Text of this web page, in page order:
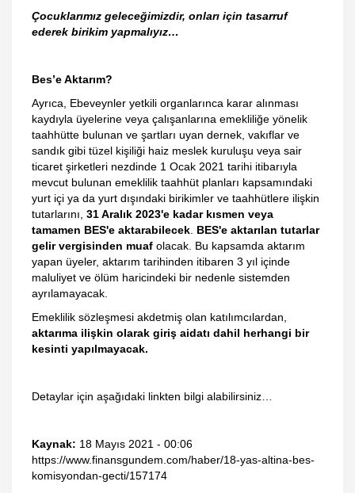
Çocuklarımız geleceğimizdir, onları için tasarruf
ederek birikim yapmalıyız…
Bes’e Aktarım?
Ayrıca, Ebeveynler yetkili organlarınca karar alınması
kaydıyla üyelerine veya çalışanlarına emekliliğe yönelik
taahhütte bulunan ve şartları uyan dernek, vakıflar ve
sandık gibi tüzel kişiliği haiz meslek kuruluşu veya sair
ticaret şirketleri nezdinde 1 Ocak 2021 tarihi itibarıyla
mevcut bulunan emeklilik taahhüt planları kapsamındaki
yurt içi ya da yurt dışındaki birikimler ve taahhütlere ilişkin
tutarlarını, 31 Aralık 2023'e kadar kısmen veya
tamamen BES'e aktarabilecek. BES'e aktarılan tutarlar
gelir vergisinden muaf olacak. Bu kapsamda aktarım
yapan üyeler, aktarım tarihinden itibaren 3 yıl içinde
maluliyet ve ölüm haricindeki bir nedenle sistemden
ayrılamayacak.
Emeklilik sözleşmesi akdetmiş olan katılımcılardan,
aktarıma ilişkin olarak giriş aidatı dahil herhangi bir
kesinti yapılmayacak.
Detaylar için aşağıdaki linkten bilgi alabilirsiniz…
Kaynak: 18 Mayıs 2021 - 00:06
https://www.finansgundem.com/haber/18-yas-altina-bes-
komisyondan-gecti/157174